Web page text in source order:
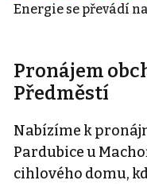
Energie se převádí
Pronájem
Předměstí
Nabízíme k
Pardubice u
cihlového domu,